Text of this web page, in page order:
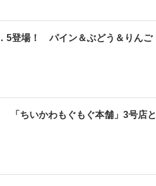
5登場！ パイン＆ぶどう＆りんご
「ちいかわもぐもぐ本舗」3号店と